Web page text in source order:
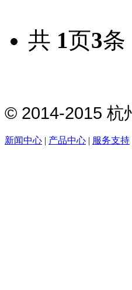
共 1页3条
© 2014-2015 杭
新闻中心 | 产品中心 | 服务支持